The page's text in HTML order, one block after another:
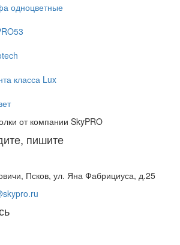
одноцветные
класса Lux
от компании SkyPRO
пишите
Псков, ул. Яна Фабрициуса, д.25